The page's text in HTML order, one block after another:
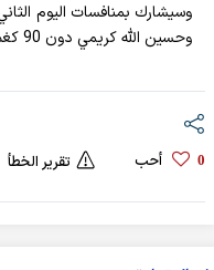
وحسين الله كريمي دون 90 كغم.
0 أحب تقرير الخطأ